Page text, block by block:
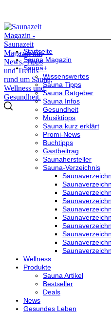
Startseite
Sauna Magazin
Sauna+
Wissenswertes
Sauna Tipps
Sauna Ratgeber
Sauna Infos
Gesundheit
Musiktipps
Sauna kurz erklärt
Promi-News
Buchtipps
Gastbeitrag
Saunahersteller
Sauna-Verzeichnis
Wellness
Produkte
Sauna Artikel
Bestseller
Deals
News
Gesundes Leben